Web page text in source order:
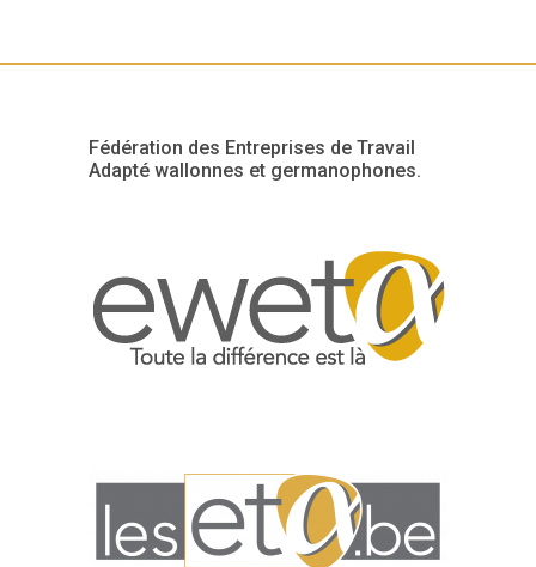
Fédération des Entreprises de Travail
Adapté wallonnes et germanophones.